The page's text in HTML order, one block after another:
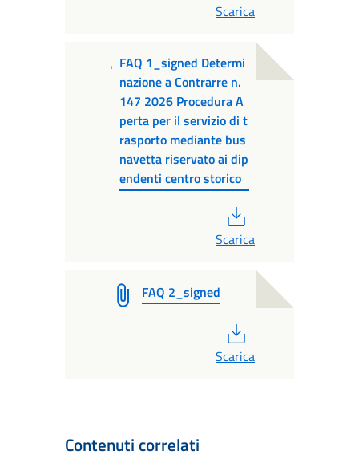
Scarica
FAQ 1_signed Determi
nazione a Contrarre n.
147 2026 Procedura A
perta per il servizio di t
rasporto mediante bus
navetta riservato ai dip
endenti centro storico
Scarica
FAQ 2_signed
Scarica
Contenuti correlati